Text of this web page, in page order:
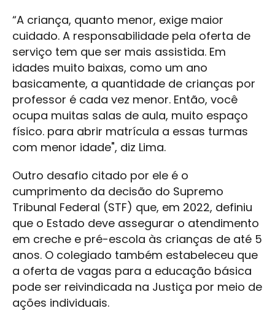
“A criança, quanto menor, exige maior
cuidado. A responsabilidade pela oferta de
serviço tem que ser mais assistida. Em
idades muito baixas, como um ano
basicamente, a quantidade de crianças por
professor é cada vez menor. Então, você
ocupa muitas salas de aula, muito espaço
físico. para abrir matrícula a essas turmas
com menor idade", diz Lima.
Outro desafio citado por ele é o
cumprimento da decisão do Supremo
Tribunal Federal (STF) que, em 2022, definiu
que o Estado deve assegurar o atendimento
em creche e pré-escola às crianças de até 5
anos. O colegiado também estabeleceu que
a oferta de vagas para a educação básica
pode ser reivindicada na Justiça por meio de
ações individuais.